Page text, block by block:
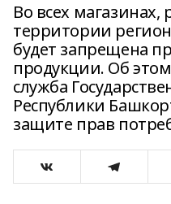
Во всех
территории
будет запрещена
продукции. Об
служба
Республики
защите прав